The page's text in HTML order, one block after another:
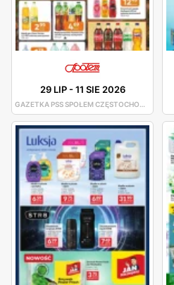
29 LIP-11 SIE 2026
GAZETKA PSS SPOŁEM CZĘSTOCHOWA